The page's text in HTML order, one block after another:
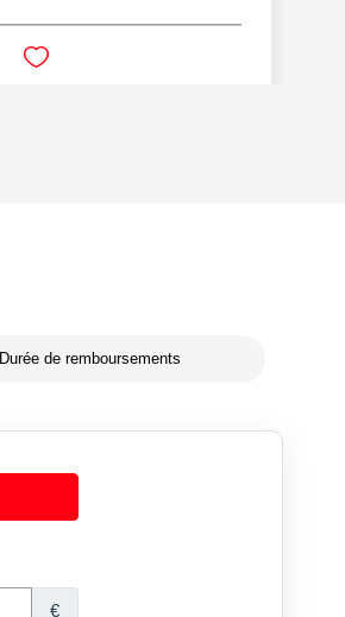
Durée de remboursements